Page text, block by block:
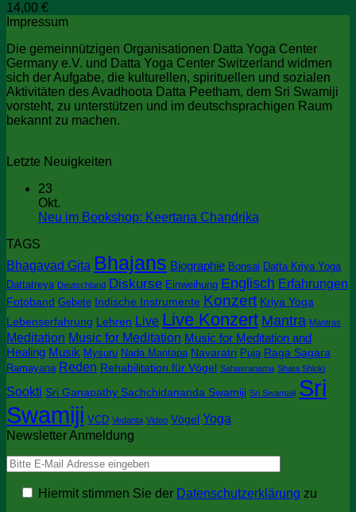
14,00 €
Impressum
Die gemeinnützigen Organisationen Datta Yoga Center
Germany e.V. und Datta Yoga Center Switzerland widmen
sich der Aufgabe, die kulturellen, spirituellen und sozialen
Aktivitäten des Avadhoota Datta Peetham, dem Sri Swamiji
vorsteht, zu unterstützen und im deutschsprachigen Raum
bekannt zu machen.
Letzte Neuigkeiten
23
Okt.
Neu im Bookshop: Keertana Chandrika
im
Bookshop:
Keertana
Chandrika
TAGS
Bhagavad Gita Bhajans Biographie Bonsai Datta Kriya Yoga
Dattatreya Deutschland Diskurse Einweihung Englisch Erfahrungen
Fotoband Gebete Indische Instrumente Konzert Kriya Yoga
Lebenserfahrung Lehren Live Live Konzert Mantra Mantras
Meditation Music for Meditation Music for Meditation and
Healing Musik Mysuru Nada Mantapa Navaratri Puja Raga Sagara
Ramayana Reden Rehabilitation für Vögel Sahasranama Shata Shloki
Sookti Sri Ganapathy Sachchidananda Swamiji Sri Swamaiji Sri
Swamiji VCD Vedanta Video Vögel Yoga
Newsletter Anmeldung
Hiermit stimmen Sie der Datenschutzerklärung zu